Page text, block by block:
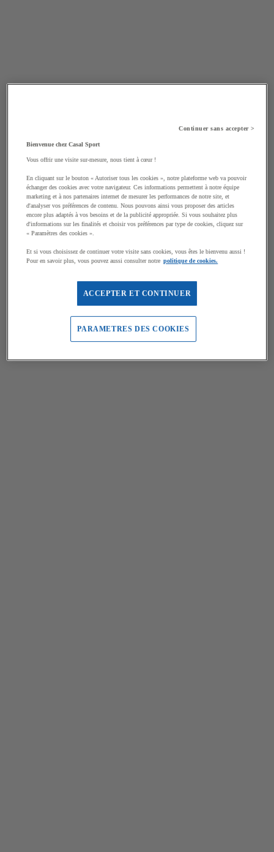
Continuer sans accepter >
Bienvenue chez Casal Sport
Vous offrir une visite sur-mesure, nous tient à cœur !
En cliquant sur le bouton « Autoriser tous les cookies », notre plateforme web va pouvoir
échanger des cookies avec votre navigateur. Ces informations permettent à notre équipe
marketing et à nos partenaires internet de mesurer les performances de notre site, et
d'analyser vos préférences de contenu. Nous pouvons ainsi vous proposer des articles
encore plus adaptés à vos besoins et de la publicité appropriée. Si vous souhaitez plus
d'informations sur les finalités et choisir vos préférences par type de cookies, cliquez sur
« Paramètres des cookies ».
Et si vous choisissez de continuer votre visite sans cookies, vous êtes le bienvenu aussi !
Pour en savoir plus, vous pouvez aussi consulter notre politique de cookies.
ACCEPTER ET CONTINUER
PARAMETRES DES COOKIES